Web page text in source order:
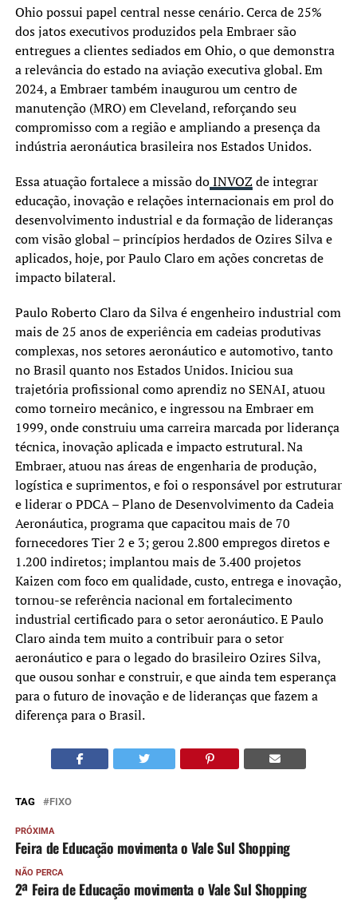
Ohio possui papel central nesse cenário. Cerca de 25%
dos jatos executivos produzidos pela Embraer são
entregues a clientes sediados em Ohio, o que demonstra
a relevância do estado na aviação executiva global. Em
2024, a Embraer também inaugurou um centro de
manutenção (MRO) em Cleveland, reforçando seu
compromisso com a região e ampliando a presença da
indústria aeronáutica brasileira nos Estados Unidos.
Essa atuação fortalece a missão doINVOZde integrar
educação, inovação e relações internacionais em prol do
desenvolvimento industrial e da formação de lideranças
com visão global – princípios herdados de Ozires Silva e
aplicados, hoje, por Paulo Claro em ações concretas de
impacto bilateral.
Paulo Roberto Claro da Silva é engenheiro industrial com
mais de 25 anos de experiência em cadeias produtivas
complexas, nos setores aeronáutico e automotivo, tanto
no Brasil quanto nos Estados Unidos. Iniciou sua
trajetória profissional como aprendiz no SENAI, atuou
como torneiro mecânico, e ingressou na Embraer em
1999, onde construiu uma carreira marcada por liderança
técnica, inovação aplicada e impacto estrutural. Na
Embraer, atuou nas áreas de engenharia de produção,
logística e suprimentos, e foi o responsável por estruturar
e liderar o PDCA – Plano de Desenvolvimento da Cadeia
Aeronáutica, programa que capacitou mais de 70
fornecedores Tier 2 e 3; gerou 2.800 empregos diretos e
1.200 indiretos; implantou mais de 3.400 projetos
Kaizen com foco em qualidade, custo, entrega e inovação,
tornou-se referência nacional em fortalecimento
industrial certificado para o setor aeronáutico. E Paulo
Claro ainda tem muito a contribuir para o setor
aeronáutico e para o legado do brasileiro Ozires Silva,
que ousou sonhar e construir, e que ainda tem esperança
para o futuro de inovação e de lideranças que fazem a
diferença para o Brasil.
TAG FIXO
PRÓXIMA
Feira de Educação movimenta o Vale Sul Shopping
NÃO PERCA
2ª Feira de Educação movimenta o Vale Sul Shopping